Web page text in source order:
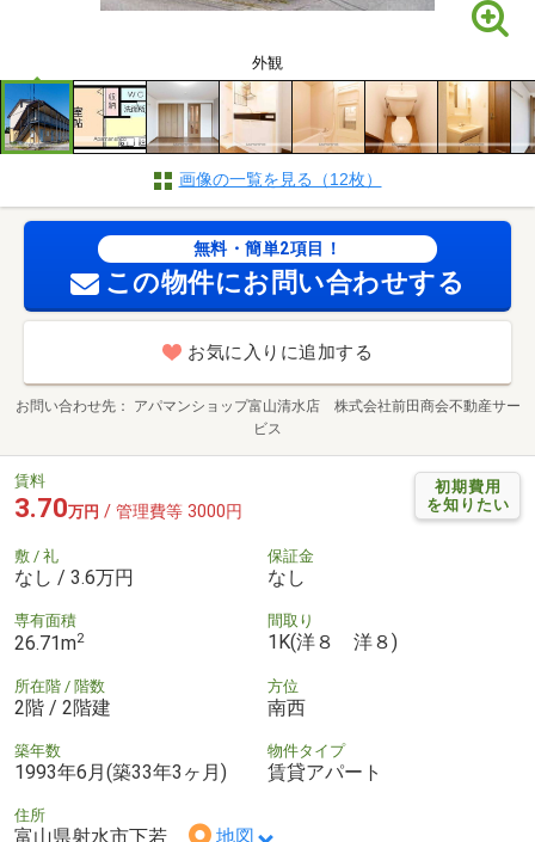
外観
画像の一覧を見る（12枚）
無料・簡単2項目！
この物件にお問い合わせする
お気に入りに追加する
お問い合わせ先
アパマンショップ富山清水店 株式会社前田商会不動産サー
ビス
初期費用
を知りたい
賃料
3.70万円 / 管理費等 3000円
敷 / 礼
なし / 3.6万円
保証金
なし
専有面積
26.71m2
間取り
1K(洋８ 洋８)
所在階 / 階数
2階 / 2階建
方位
南西
築年数
1993年6月(築33年3ヶ月)
物件タイプ
賃貸アパート
住所
富山県射水市下若 地図